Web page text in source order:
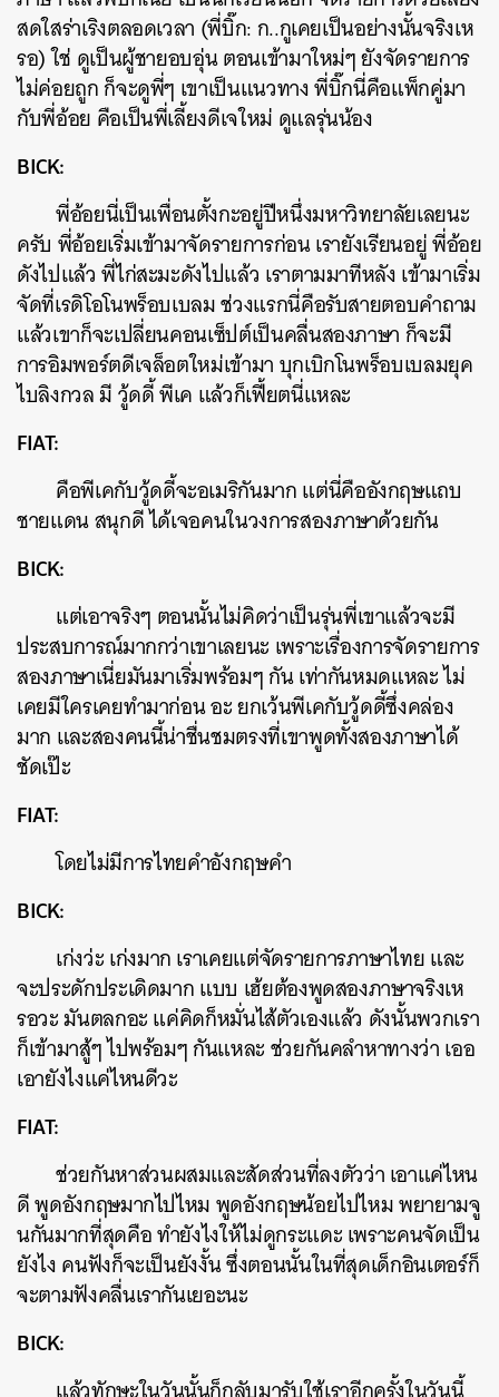
สดใสร่าเริงตลอดเวลา (พี่บิ๊ก: ก..กูเคยเป็นอย่างนั้นจริงเห
รอ) ใช่ ดูเป็นผู้ชายอบอุ่น ตอนเข้ามาใหม่ๆ ยังจัดรายการ
ไม่ค่อยถูก ก็จะดูพี่ๆ เขาเป็นแนวทาง พี่บิ๊กนี่คือแพ็กคู่มา
กับพี่อ้อย คือเป็นพี่เลี้ยงดีเจใหม่ ดูแลรุ่นน้อง
BICK:
พี่อ้อยนี่เป็นเพื่อนตั้งกะอยู่ปีหนึ่งมหาวิทยาลัยเลยนะ
ครับ พี่อ้อยเริ่มเข้ามาจัดรายการก่อน เรายังเรียนอยู่ พี่อ้อย
ดังไปแล้ว พี่ไก่สะมะดังไปแล้ว เราตามมาทีหลัง เข้ามาเริ่ม
จัดที่เรดิโอโนพร็อบเบลม ช่วงแรกนี่คือรับสายตอบคำถาม
แล้วเขาก็จะเปลี่ยนคอนเซ็ปต์เป็นคลื่นสองภาษา ก็จะมี
การอิมพอร์ตดีเจล็อตใหม่เข้ามา บุกเบิกโนพร็อบเบลมยุค
ไบลิงกวล มี วู้ดดี้ พีเค แล้วก็เฟี้ยตนี่แหละ
FIAT:
คือพีเคกับวู้ดดี้จะอเมริกันมาก แต่นี่คืออังกฤษแถบ
ชายแดน สนุกดี ได้เจอคนในวงการสองภาษาด้วยกัน
BICK:
แต่เอาจริงๆ ตอนนั้นไม่คิดว่าเป็นรุ่นพี่เขาแล้วจะมี
ประสบการณ์มากกว่าเขาเลยนะ เพราะเรื่องการจัดรายการ
สองภาษาเนี่ยมันมาเริ่มพร้อมๆ กัน เท่ากันหมดแหละ ไม่
เคยมีใครเคยทำมาก่อน อะ ยกเว้นพีเคกับวู้ดดี้ซึ่งคล่อง
มาก และสองคนนี้น่าชื่นชมตรงที่เขาพูดทั้งสองภาษาได้
ชัดเป๊ะ
FIAT:
โดยไม่มีการไทยคำอังกฤษคำ
BICK:
เก่งว่ะ เก่งมาก เราเคยแต่จัดรายการภาษาไทย และ
จะประดักประเดิดมาก แบบ เฮ้ยต้องพูดสองภาษาจริงเห
รอวะ มันตลกอะ แค่คิดก็หมั่นไส้ตัวเองแล้ว ดังนั้นพวกเรา
ก็เข้ามาสู้ๆ ไปพร้อมๆ กันแหละ ช่วยกันคลำหาทางว่า เออ
เอายังไงแค่ไหนดีวะ
FIAT:
ช่วยกันหาส่วนผสมและสัดส่วนที่ลงตัวว่า เอาแค่ไหน
ดี พูดอังกฤษมากไปไหม พูดอังกฤษน้อยไปไหม พยายามจู
นกันมากที่สุดคือ ทำยังไงให้ไม่ดูกระแดะ เพราะคนจัดเป็น
ยังไง คนฟังก็จะเป็นยังงั้น ซึ่งตอนนั้นในที่สุดเด็กอินเตอร์ก็
จะตามฟังคลื่นเรากันเยอะนะ
BICK: